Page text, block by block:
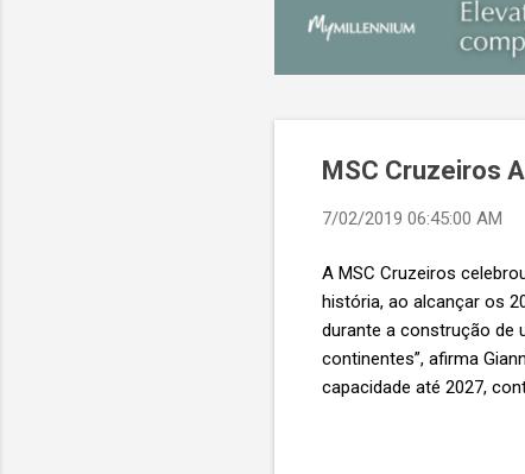
MSC Cruzeiros
7/02/2019 06:45:00 AM
A MSC Cruzeiros
história, ao alcançar os
durante a construção de
continentes”, afirma
capacidade até 2027,